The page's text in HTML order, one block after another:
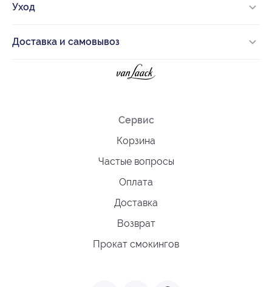
Уход
Доставка и самовывоз
Сервис
Корзина
Частые вопросы
Оплата
Доставка
Возврат
Прокат смокингов